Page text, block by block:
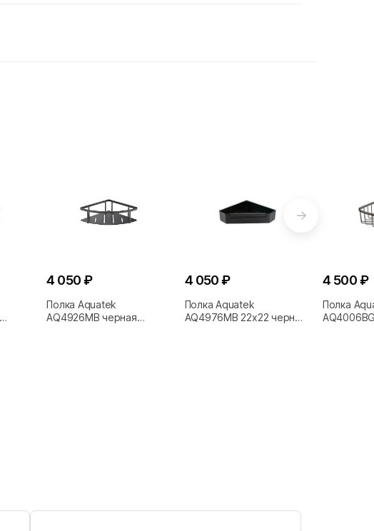
4 050 ₽
Полка Aquatek
AQ4926MB черная
4 050 ₽
Полка Aquatek
AQ4976MB 22х22 черный
4 500 ₽
Полка